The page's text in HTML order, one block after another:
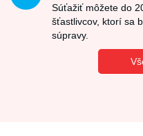
Súťažiť môžete do
šťastlivcov, ktorí sa
súpravy.